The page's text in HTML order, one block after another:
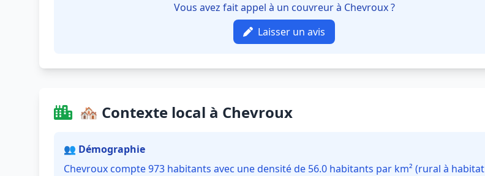
Vous avez fait appel à un couvreur à Chevroux ?
Laisser un avis
🏘️ Contexte local à Chevroux
👥 Démographie
Chevroux compte 973 habitants avec une densité de 56.0 habitants par km² (rural à habitat